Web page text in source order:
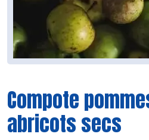
Compote
abricots secs